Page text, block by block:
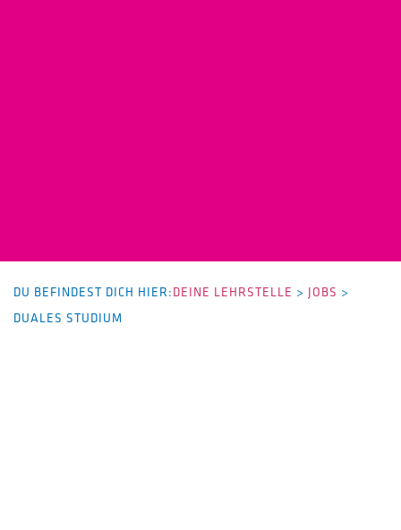
DU BEFINDEST DICH HIER:DEINE LEHRSTELLE > JOBS >
DUALES STUDIUM